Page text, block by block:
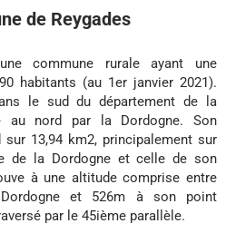
de Reygades
commune rurale ayant une
habitants (au 1er janvier 2021).
le sud du département de la
au nord par la Dordogne. Son
13,94 km2, principalement sur
de la Dordogne et celle de son
à une altitude comprise entre
et 526m à son point
par le 45ième parallèle.